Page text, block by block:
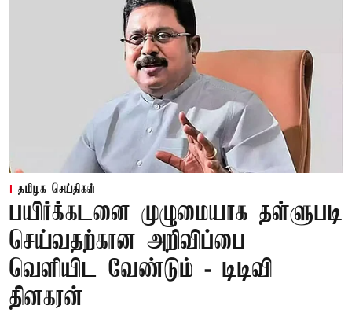
தமிழக செய்திகள்
பயிர்க்கடனை முழுமையாக தள்ளுபடி
செய்வதற்கான அறிவிப்பை
வெளியிட வேண்டும் - டிடிவி
தினகரன்